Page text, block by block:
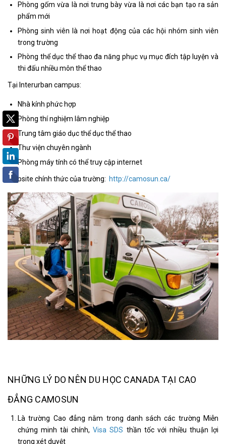
Phòng gốm vừa là nơi trưng bày vừa là nơi các bạn tạo ra sản
phẩm mới
Phòng sinh viên là nơi hoạt động của các hội nhóm sinh viên
trong trường
Phòng thể dục thể thao đa năng phục vụ mục đích tập luyện và
thi đấu nhiều môn thể thao
Tại Interurban campus:
Nhà kính phức hợp
Phòng thí nghiệm lâm nghiệp
Trung tâm giáo dục thể dục thể thao
Thư viện chuyên ngành
Phòng máy tính có thể truy cập internet
Website chính thức của trường: http://camosun.ca/
NHỮNG LÝ DO NÊN DU HỌC CANADA TẠI CAO
ĐẲNG CAMOSUN
Là trường Cao đẳng nằm trong danh sách các trường Miễn
chứng minh tài chính,Visa SDS thần tốc với nhiều thuận lợi
trong xét duyệt